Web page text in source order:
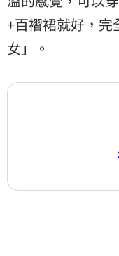
+百褶裙就好，完
女」。